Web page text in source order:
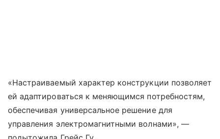
«Настраиваемый характер конструкции позволяет
ей адаптироваться к меняющимся потребностям,
обеспечивая универсальное решение для
управления электромагнитными волнами», —